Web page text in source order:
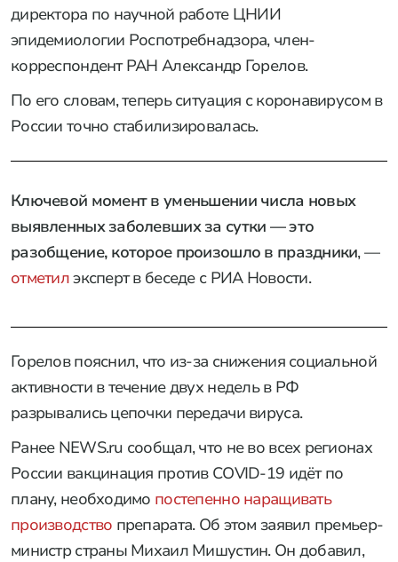
директора по научной работе ЦНИИ
эпидемиологии Роспотребнадзора, член-
корреспондент РАН Александр Горелов.
По его словам, теперь ситуация с коронавирусом в
России точно стабилизировалась.
Ключевой момент в уменьшении числа новых
выявленных заболевших за сутки — это
разобщение, которое произошло в праздники, —
отметилэксперт в беседе с РИА Новости.
Горелов пояснил, что из-за снижения социальной
активности в течение двух недель в РФ
разрывались цепочки передачи вируса.
Ранее NEWS.ru сообщал, что не во всех регионах
России вакцинация против COVID-19 идёт по
плану, необходимо постепенно наращивать
производство препарата. Об этом заявил премьер-
министр страны Михаил Мишустин. Он добавил,